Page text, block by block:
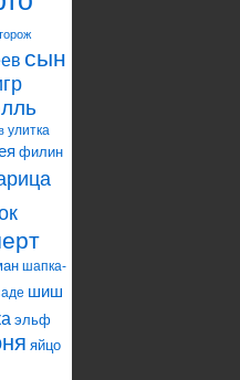
сын
улитка
филин
шапка-
шиш
эльф
яйцо